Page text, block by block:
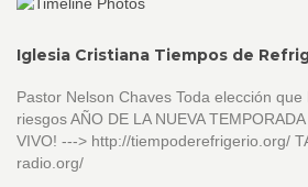
Iglesia Cristiana Tiempos de
Pastor Nelson Chaves Toda elección
riesgos AÑO DE LA NUEVA
VIVO! ---> http://tiempoderefrigerio.org/
radio.org/